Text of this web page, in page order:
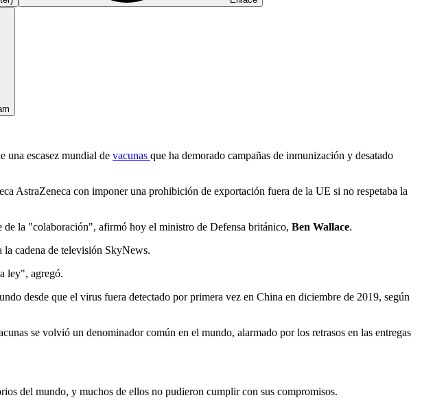
una escasez mundial de vacunas que ha demorado campañas de inmunización y desatado
AstraZeneca con imponer una prohibición de exportación fuera de la UE si no respetaba la
de la "colaboración", afirmó hoy el ministro de Defensa británico, Ben Wallace.
cadena de televisión SkyNews.
ley", agregó.
desde que el virus fuera detectado por primera vez en China en diciembre de 2019, según
se volvió un denominador común en el mundo, alarmado por los retrasos en las entregas
del mundo, y muchos de ellos no pudieron cumplir con sus compromisos.